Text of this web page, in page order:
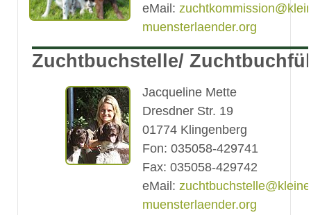
eMail:
muensterlaender.org
Zuchtbuchstelle/
Jacqueline Mette
Dresdner Str. 19
01774 Klingenberg
Fon: 035058-429741
Fax: 035058-429742
eMail:
muensterlaender.org